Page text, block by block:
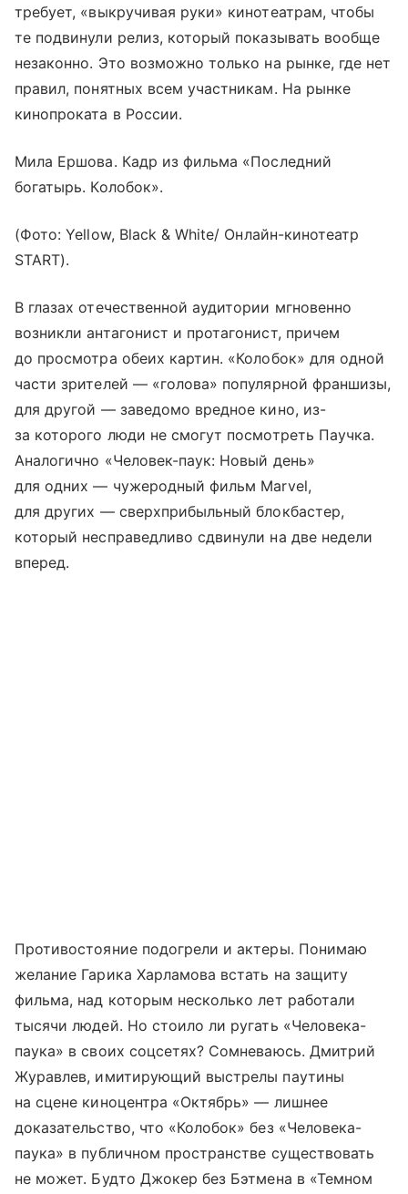
требует, «выкручивая руки» кинотеатрам, чтобы
те подвинули релиз, который показывать вообще
незаконно. Это возможно только на рынке, где нет
правил, понятных всем участникам. На рынке
кинопроката в России.
Мила Ершова. Кадр из фильма «Последний
богатырь. Колобок».
(Фото: Yellow, Black & White/ Онлайн-кинотеатр
START).
В глазах отечественной аудитории мгновенно
возникли антагонист и протагонист, причем
до просмотра обеих картин. «Колобок» для одной
части зрителей — «голова» популярной франшизы,
для другой — заведомо вредное кино, из-
за которого люди не смогут посмотреть Паучка.
Аналогично «Человек-паук: Новый день»
для одних — чужеродный фильм Marvel,
для других — сверхприбыльный блокбастер,
который несправедливо сдвинули на две недели
вперед.
Противостояние подогрели и актеры. Понимаю
желание Гарика Харламова встать на защиту
фильма, над которым несколько лет работали
тысячи людей. Но стоило ли ругать «Человека-
паука» в своих соцсетях? Сомневаюсь. Дмитрий
Журавлев, имитирующий выстрелы паутины
на сцене киноцентра «Октябрь» — лишнее
доказательство, что «Колобок» без «Человека-
паука» в публичном пространстве существовать
не может. Будто Джокер без Бэтмена в «Темном